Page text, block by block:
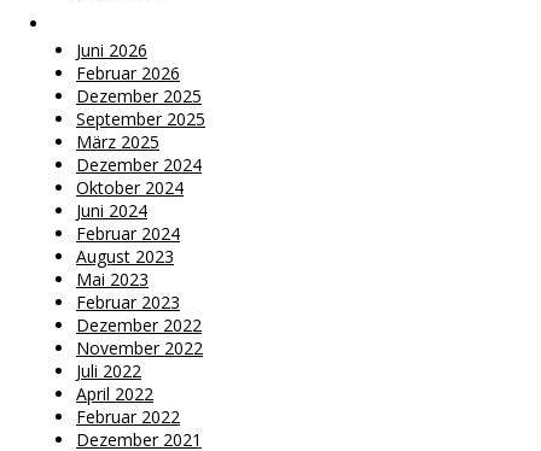
Juni 2026
Februar 2026
Dezember 2025
September 2025
März 2025
Dezember 2024
Oktober 2024
Juni 2024
Februar 2024
August 2023
Mai 2023
Februar 2023
Dezember 2022
November 2022
Juli 2022
April 2022
Februar 2022
Dezember 2021